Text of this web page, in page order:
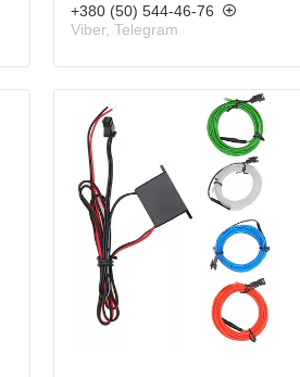
+380 (50) 544-46-76
Viber, Telegram